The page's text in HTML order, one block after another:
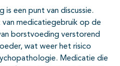
is een punt van discussie.
medicatiegebruik op de
borstvoeding verstorend
wat weer het risico
Medicatie die